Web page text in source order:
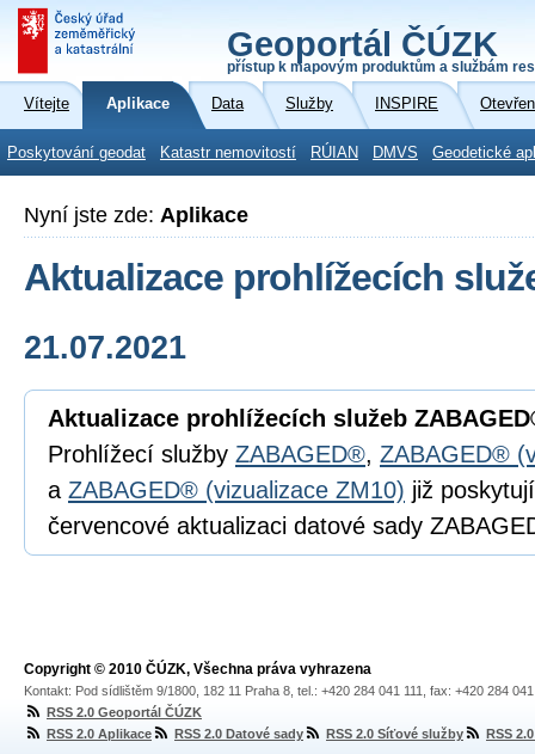
Geoportál ČÚZK
přístup k mapovým produktům a službám
Vítejte Aplikace Data Služby INSPIRE
Poskytování geodat Katastr nemovitostí RÚIAN DMVS Geodetické
Nyní jste zde: Aplikace
Aktualizace prohlížecích
21.07.2021
Aktualizace prohlížecích služeb
Prohlížecí služby ZABAGED®, ZABAGED®
a ZABAGED® (vizualizace ZM10) již
červencové aktualizaci datové sady
Copyright © 2010 ČÚZK, Všechna práva vyhrazena
Kontakt: Pod sídlištěm 9/1800, 182 11 Praha 8, tel.: +420 284 041 111, fax: +420 284
RSS 2.0 Geoportál ČÚZK
RSS 2.0 Aplikace
RSS 2.0 Datové sady RSS 2.0 Síťové služby RSS